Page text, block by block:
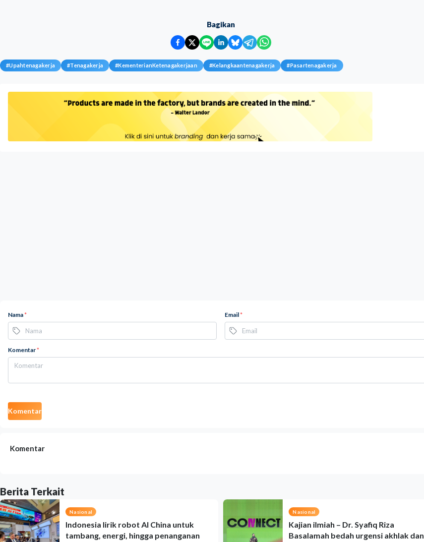
Bagikan
#Upahtenagakerja #Tenagakerja #KementerianKetenagakerjaan #Kelangkaantenagakerja #Pasartenagakerja
Nama* Email*
Komentar*
Komentar
Komentar
Berita Terkait
Nasional
Indonesia lirik robot AI China untuk
tambang, energi, hingga penanganan
Nasional
Kajian ilmiah – Dr. Syafiq Riza
Basalamah bedah urgensi akhlak dan